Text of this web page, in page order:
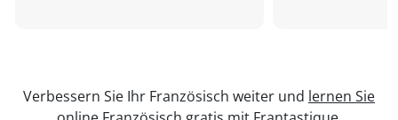
Verbessern Sie Ihr Französisch weiter und lernen Sie